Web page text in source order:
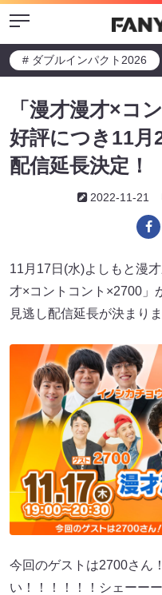
Menu
# ダブルインパクト2026
「漫才漫才×コ
好評につき11月
配信延長決定！
2022-11-21
11月17日(水)よしもと漫
才×コントコント×2700」
見逃し配信延長が決まりま
今回のゲストは2700さん
い！！！！！！シェーー